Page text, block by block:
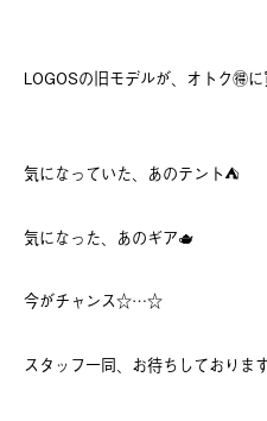
LOGOSの旧モデルが、オトク🉐
気になっていた、あのテント⛺️
気になった、あのギア🫖
今がチャンス☆…☆
スタッフ一同、お待ちしておりま